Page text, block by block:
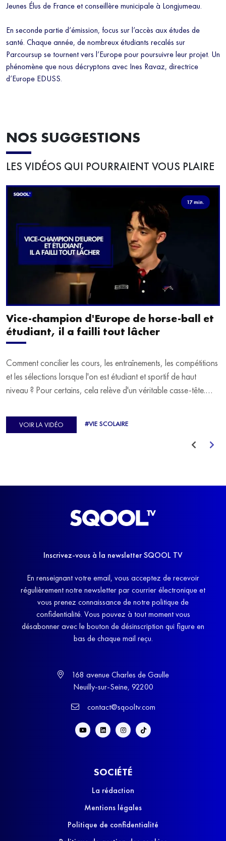
Jeunes Élus de France et conseillère municipale à Longjumeau.
En seconde partie d’émission, focus sur l’accès aux études de
santé. Chaque année, de nombreux étudiants recalés sur
Parcoursup se tournent vers l’Europe pour poursuivre leur projet. Un
phénomène que nous décryptons avec Ines Ravaz, directrice
d’Europe EDUSS.
NOS SUGGESTIONS
LES VIDÉOS QUI POURRAIENT VOUS PLAIRE
17 min.
Vice-champion d'Europe de horse-ball et
étudiant, il a failli tout lâcher
Comment concilier les cours, les entraînements, les compétitions
et les sélections lorsque l'on est étudiant et sportif de haut
niveau ? Pour certains, cela relève d'un véritable casse-tête.
d'Europe de Horse-ball, qui a failli abandonner ses études
avant de trouver un nouvel équilibre.
VOIR LA VIDÉO #VIE SCOLAIRE
Inscrivez-vous à la newsletter SQOOL TV
En renseignant votre email, vous acceptez de recevoir
régulièrement notre newsletter par courrier électronique et
vous prenez connaissance de notre politique de
confidentialité. Vous pouvez à tout moment vous
désabonner avec le bouton de désinscription qui figure en
bas de chaque mail reçu.
168 avenue Charles de Gaulle
Neuilly-sur-Seine, 92200
contact@sqooltv.com
SOCIÉTÉ
La rédaction
Mentions légales
Politique de confidentialité